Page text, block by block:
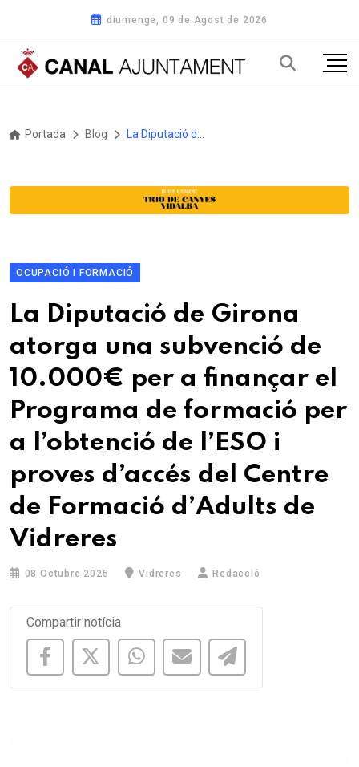
diumenge, 09 de Agost de 2026
Portada Blog
OCUPACIÓ I FORMACIÓ
La Diputació de Girona
atorga una subvenció de
10.000€ per a finançar el
Programa de formació per
a l’obtenció de l’ESO i
proves d’accés del Centre
de Formació d’Adults de
Vidreres
08 Octubre 2025 Vidreres Redacció
Compartir notícia